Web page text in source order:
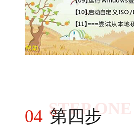
STEP ONE
04 第四步